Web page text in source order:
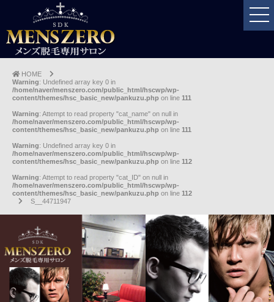
HOME
Warning: Undefined array key 0 in
/home/naver/menszero.com/public_html/hscwp/wp-
content/themes/hsc_basic_new/pankuzu.php on line 111
Warning: Attempt to read property "cat_name" on null in
/home/naver/menszero.com/public_html/hscwp/wp-
content/themes/hsc_basic_new/pankuzu.php on line 111
Warning: Undefined array key 0 in
/home/naver/menszero.com/public_html/hscwp/wp-
content/themes/hsc_basic_new/pankuzu.php on line 112
Warning: Attempt to read property "cat_ID" on null in
/home/naver/menszero.com/public_html/hscwp/wp-
content/themes/hsc_basic_new/pankuzu.php on line 112
S__44711947